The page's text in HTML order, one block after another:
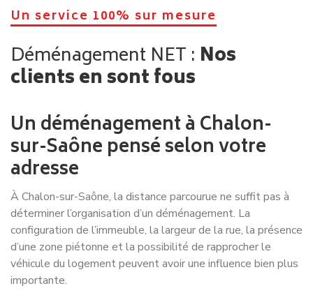
Un service 100% sur mesure
Déménagement NET : Nos
clients en sont fous
Un déménagement à Chalon-
sur-Saône pensé selon votre
adresse
À Chalon-sur-Saône, la distance parcourue ne suffit pas à
déterminer l’organisation d’un déménagement. La
configuration de l’immeuble, la largeur de la rue, la présence
d’une zone piétonne et la possibilité de rapprocher le
véhicule du logement peuvent avoir une influence bien plus
importante.